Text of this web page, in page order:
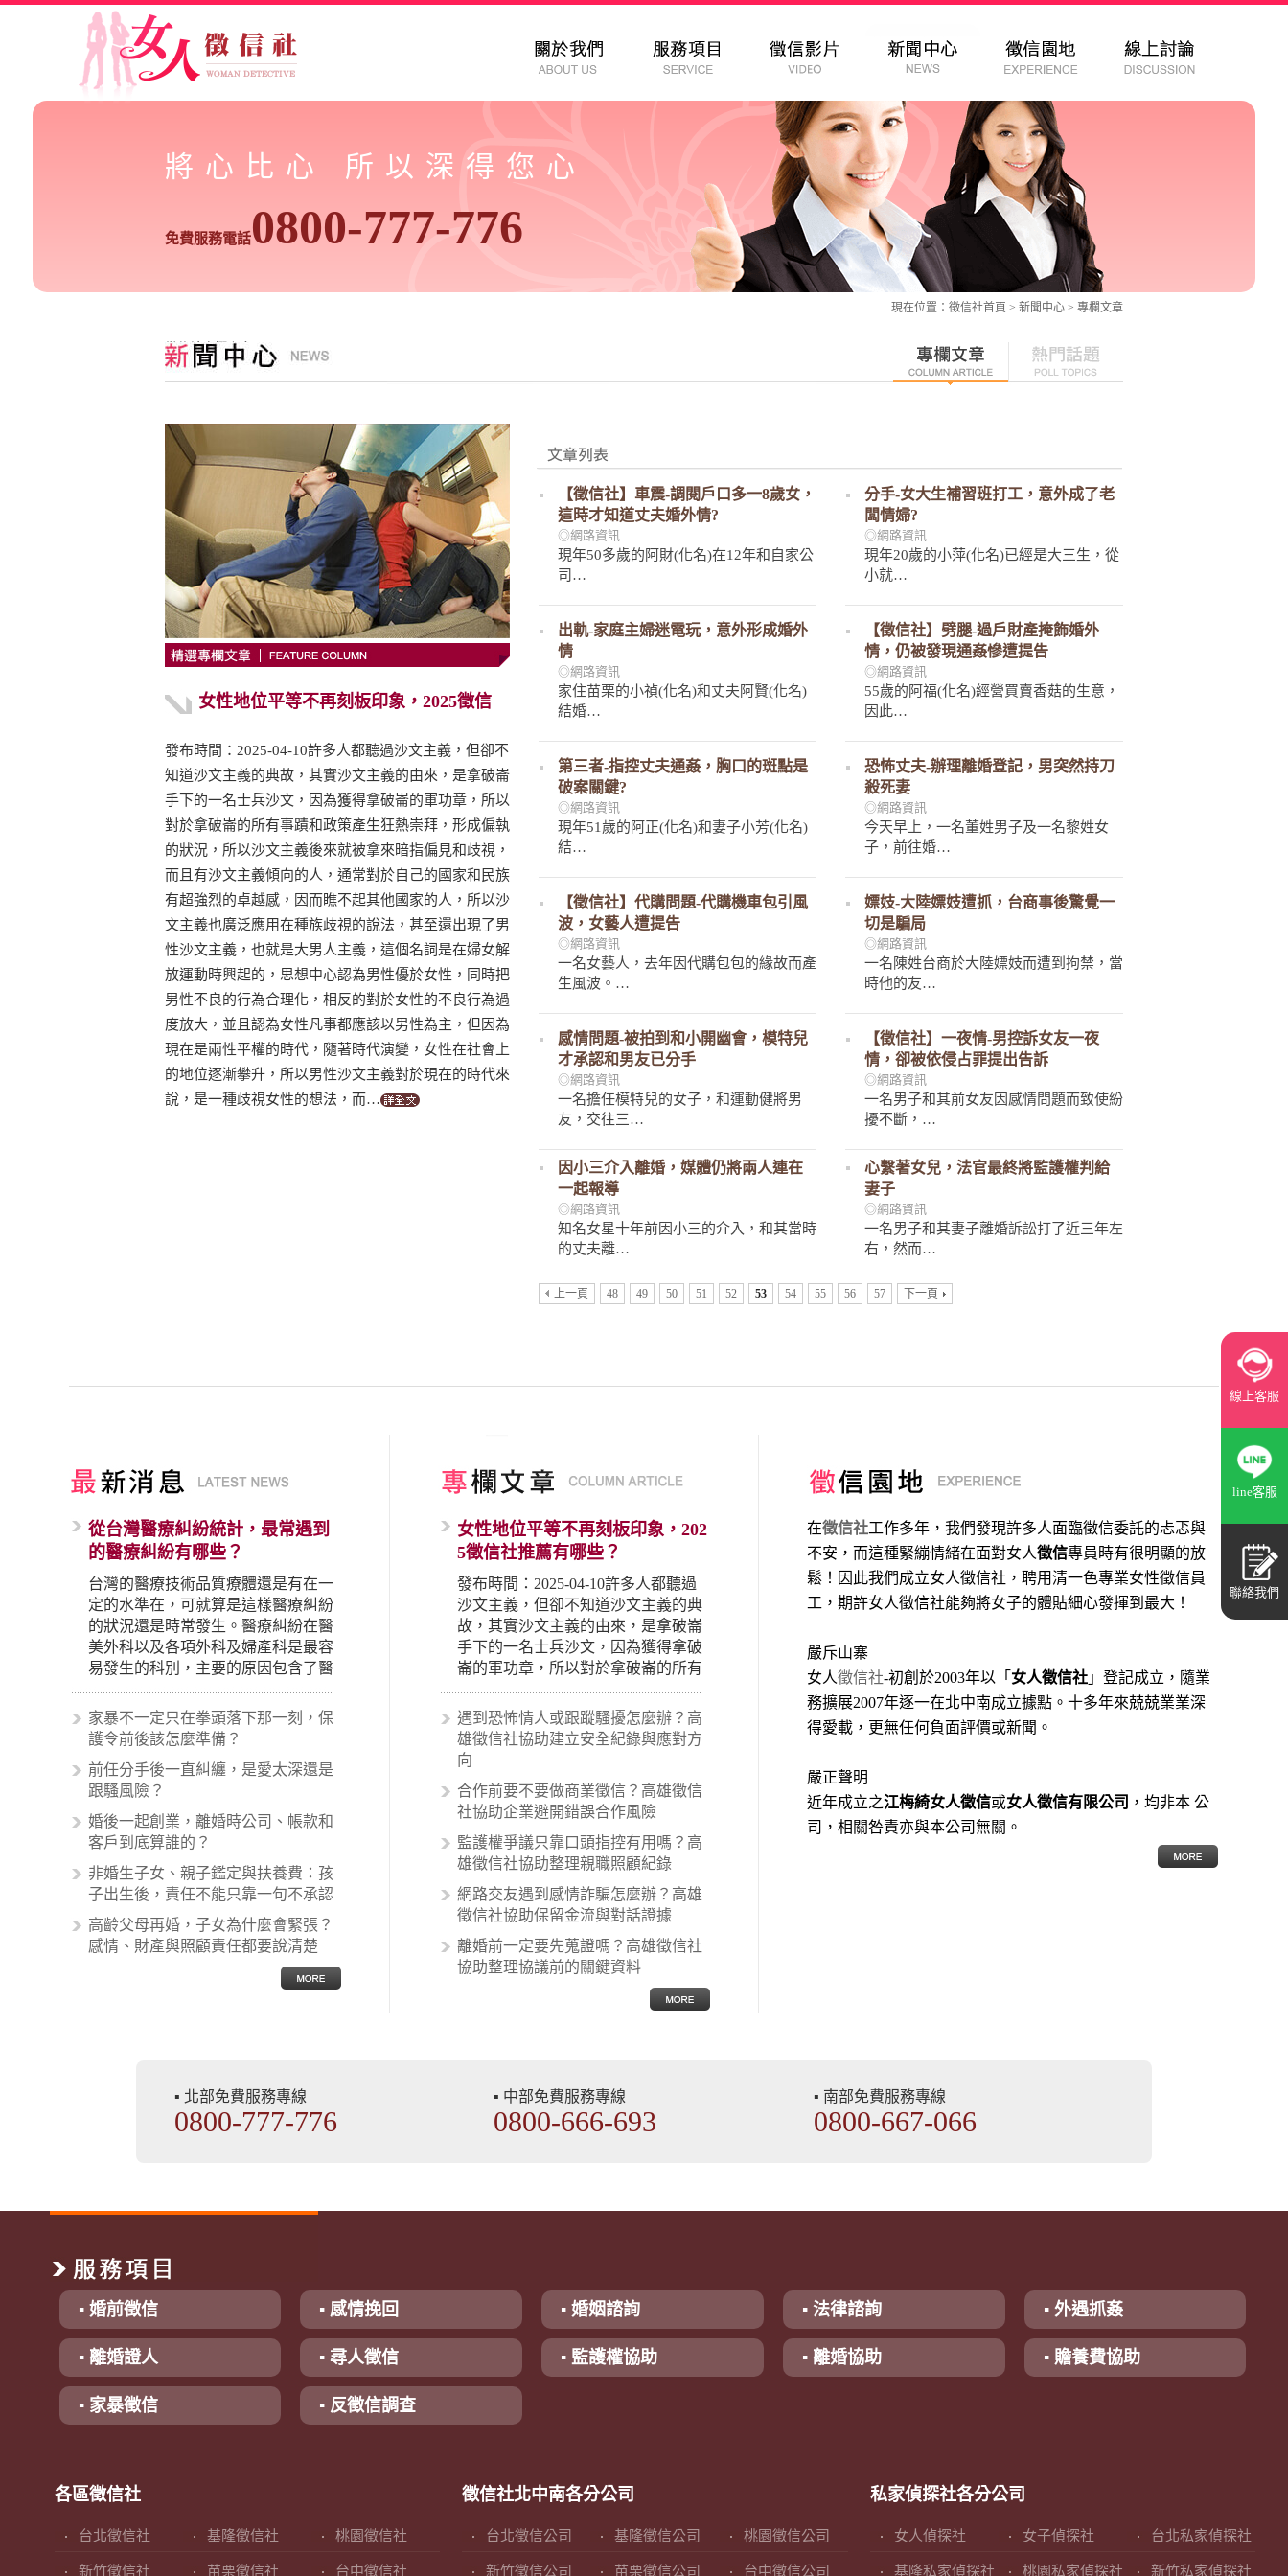
將心比心 所以深得您心
免費服務電話0800-777-776
線上客服
line客服
聯絡我們
現在位置： 徵信社首頁 > 新聞中心 > 專欄文章
徵信社專欄文章
女性地位平等不再刻板印象，2025徵信
發布時間：2025-04-10許多人都聽過沙文主義，但卻不
知道沙文主義的典故，其實沙文主義的由來，是拿破崙
手下的一名士兵沙文，因為獲得拿破崙的軍功章，所以
對於拿破崙的所有事蹟和政策產生狂熱崇拜，形成偏執
的狀況，所以沙文主義後來就被拿來暗指偏見和歧視，
而且有沙文主義傾向的人，通常對於自己的國家和民族
有超強烈的卓越感，因而瞧不起其他國家的人，所以沙
文主義也廣泛應用在種族歧視的說法，甚至還出現了男
性沙文主義，也就是大男人主義，這個名詞是在婦女解
放運動時興起的，思想中心認為男性優於女性，同時把
男性不良的行為合理化，相反的對於女性的不良行為過
度放大，並且認為女性凡事都應該以男性為主，但因為
現在是兩性平權的時代，隨著時代演變，女性在社會上
的地位逐漸攀升，所以男性沙文主義對於現在的時代來
說，是一種歧視女性的想法，而…
【徵信社】車震-調閱戶口多一8歲女，
這時才知道丈夫婚外情?
◎網路資訊
現年50多歲的阿財(化名)在12年和自家公
司…
出軌-家庭主婦迷電玩，意外形成婚外
情
◎網路資訊
家住苗栗的小禎(化名)和丈夫阿賢(化名)
結婚…
第三者-指控丈夫通姦，胸口的斑點是
破案關鍵?
◎網路資訊
現年51歲的阿正(化名)和妻子小芳(化名)
結…
【徵信社】代購問題-代購機車包引風
波，女藝人遭提告
◎網路資訊
一名女藝人，去年因代購包包的緣故而產
生風波。…
感情問題-被拍到和小開幽會，模特兒
才承認和男友已分手
◎網路資訊
一名擔任模特兒的女子，和運動健將男
友，交往三…
因小三介入離婚，媒體仍將兩人連在
一起報導
◎網路資訊
知名女星十年前因小三的介入，和其當時
的丈夫離…
分手-女大生補習班打工，意外成了老
闆情婦?
◎網路資訊
現年20歲的小萍(化名)已經是大三生，從
小就…
【徵信社】劈腿-過戶財產掩飾婚外
情，仍被發現通姦慘遭提告
◎網路資訊
55歲的阿福(化名)經營買賣香菇的生意，
因此…
恐怖丈夫-辦理離婚登記，男突然持刀
殺死妻
◎網路資訊
今天早上，一名董姓男子及一名黎姓女
子，前往婚…
嫖妓-大陸嫖妓遭抓，台商事後驚覺一
切是騙局
◎網路資訊
一名陳姓台商於大陸嫖妓而遭到拘禁，當
時他的友…
【徵信社】一夜情-男控訴女友一夜
情，卻被依侵占罪提出告訴
◎網路資訊
一名男子和其前女友因感情問題而致使紛
擾不斷，…
心繫著女兒，法官最終將監護權判給
妻子
◎網路資訊
一名男子和其妻子離婚訴訟打了近三年左
右，然而…
上一頁 48 49 50 51 52 53 54 55 56 57 下一頁
從台灣醫療糾紛統計，最常遇到
的醫療糾紛有哪些？
台灣的醫療技術品質療體還是有在一
定的水準在，可就算是這樣醫療糾紛
的狀況還是時常發生。醫療糾紛在醫
美外科以及各項外科及婦產科是最容
易發生的科別，主要的原因包含了醫
生未盡告知義務、醫療處置疏失、手
術疏失、術後照顧失當、醫療費用的
收取。雖然醫學進步，但醫生與病患
案例中最後都走向訴訟流程，我們如
果不幸遇到相關醫療糾紛時究竟該怎
麼處理呢？醫療糾紛相關的內容其實
非常多，有些案例…
家暴不一定只在拳頭落下那一刻，保
護令前後該怎麼準備？
前任分手後一直糾纏，是愛太深還是
跟騷風險？
婚後一起創業，離婚時公司、帳款和
客戶到底算誰的？
非婚生子女、親子鑑定與扶養費：孩
子出生後，責任不能只靠一句不承認
高齡父母再婚，子女為什麼會緊張？
感情、財產與照顧責任都要說清楚
女性地位平等不再刻板印象，202
5徵信社推薦有哪些？
發布時間：2025-04-10許多人都聽過
沙文主義，但卻不知道沙文主義的典
故，其實沙文主義的由來，是拿破崙
手下的一名士兵沙文，因為獲得拿破
崙的軍功章，所以對於拿破崙的所有
事蹟和政策產生狂熱崇拜，形成偏執
的狀況，所以沙文主義後來就被拿來
暗指偏見和歧視，而且有沙文主義傾
向的人，通常對於自己的國家和民族
國家的人，所以沙文主義也廣泛應用
在種族歧視的說法，甚至還出現了男
性沙文…
遇到恐怖情人或跟蹤騷擾怎麼辦？高
雄徵信社協助建立安全紀錄與應對方
向
合作前要不要做商業徵信？高雄徵信
社協助企業避開錯誤合作風險
監護權爭議只靠口頭指控有用嗎？高
雄徵信社協助整理親職照顧紀錄
網路交友遇到感情詐騙怎麼辦？高雄
徵信社協助保留金流與對話證據
離婚前一定要先蒐證嗎？高雄徵信社
協助整理協議前的關鍵資料
在徵信社工作多年，我們發現許多人面臨徵信委託的忐忑與
不安，而這種緊繃情緒在面對女人徵信專員時有很明顯的放
鬆！因此我們成立女人徵信社，聘用清一色專業女性徵信員
工，期許女人徵信社能夠將女子的體貼細心發揮到最大 ！
嚴斥山寨
女人徵信社-初創於2003年以「 女人徵信社 」登記成立，隨業
務擴展2007年逐一在北中南成立據點。十多年來兢兢業業深
得愛載，更無任何負面評價或新聞。
嚴正聲明
近年成立之江梅綺女人徵信或女人徵信有限公司 ，均非本 公
司，相關咎責亦與本公司無關。
▪ 北部免費服務專線
0800-777-776
▪ 中部免費服務專線
0800-666-693
▪ 南部免費服務專線
0800-667-066
▪ 婚前徵信 ▪ 感情挽回 ▪ 婚姻諮詢 ▪ 法律諮詢 ▪ 外遇抓姦
▪ 離婚證人 ▪ 尋人徵信 ▪ 監護權協助 ▪ 離婚協助 ▪ 贍養費協助
▪ 家暴徵信 ▪ 反徵信調查
各區徵信社
台北徵信社 基隆徵信社 桃園徵信社
新竹徵信社 苗栗徵信社 台中徵信社
徵信社北中南各分公司
台北徵信公司 基隆徵信公司 桃園徵信公司
新竹徵信公司 苗栗徵信公司 台中徵信公司
私家偵探社各分公司
女人偵探社 女子偵探社 台北私家偵探社
基隆私家偵探社 桃園私家偵探社 新竹私家偵探社